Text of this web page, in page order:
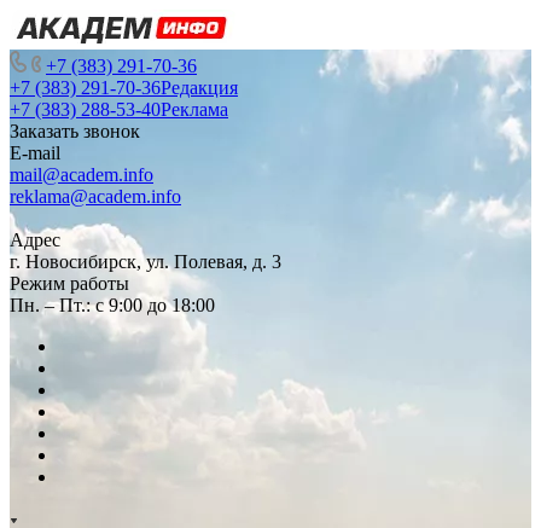
+7 (383) 291-70-36
+7 (383) 291-70-36Редакция
+7 (383) 288-53-40Реклама
Заказать звонок
E-mail
mail@academ.info
reklama@academ.info
Адрес
г. Новосибирск, ул. Полевая, д. 3
Режим работы
Пн. – Пт.: с 9:00 до 18:00